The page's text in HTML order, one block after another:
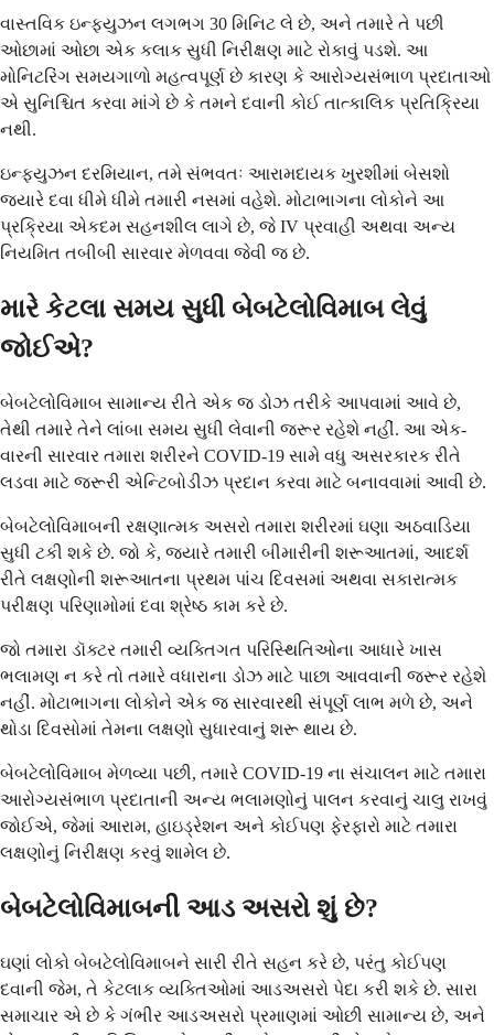
વાસ્તવિક ઇન્ફ્યુઝન લગભગ 30 મિનિટ લે છે, અને તમારે તે પછી
ઓછામાં ઓછા એક કલાક સુધી નિરીક્ષણ માટે રોકાવું પડશે. આ
મોનિટરિંગ સમયગાળો મહત્વપૂર્ણ છે કારણ કે આરોગ્યસંભાળ પ્રદાતાઓ
એ સુનિશ્ચિત કરવા માંગે છે કે તમને દવાની કોઈ તાત્કાલિક પ્રતિક્રિયા
નથી.
ઇન્ફ્યુઝન દરમિયાન, તમે સંભવતઃ આરામદાયક ખુરશીમાં બેસશો
જ્યારે દવા ધીમે ધીમે તમારી નસમાં વહેશે. મોટાભાગના લોકોને આ
પ્રક્રિયા એકદમ સહનશીલ લાગે છે, જે IV પ્રવાહી અથવા અન્ય
નિયમિત તબીબી સારવાર મેળવવા જેવી જ છે.
મારે કેટલા સમય સુધી બેબટેલોવિમાબ લેવું
જોઈએ?
બેબટેલોવિમાબ સામાન્ય રીતે એક જ ડોઝ તરીકે આપવામાં આવે છે,
તેથી તમારે તેને લાંબા સમય સુધી લેવાની જરૂર રહેશે નહીં. આ એક-
વારની સારવાર તમારા શરીરને COVID-19 સામે વધુ અસરકારક રીતે
લડવા માટે જરૂરી એન્ટિબોડીઝ પ્રદાન કરવા માટે બનાવવામાં આવી છે.
બેબટેલોવિમાબની રક્ષણાત્મક અસરો તમારા શરીરમાં ઘણા અઠવાડિયા
સુધી ટકી શકે છે. જો કે, જ્યારે તમારી બીમારીની શરૂઆતમાં, આદર્શ
રીતે લક્ષણોની શરૂઆતના પ્રથમ પાંચ દિવસમાં અથવા સકારાત્મક
પરીક્ષણ પરિણામોમાં દવા શ્રેષ્ઠ કામ કરે છે.
જો તમારા ડૉક્ટર તમારી વ્યક્તિગત પરિસ્થિતિઓના આધારે ખાસ
ભલામણ ન કરે તો તમારે વધારાના ડોઝ માટે પાછા આવવાની જરૂર રહેશે
નહીં. મોટાભાગના લોકોને એક જ સારવારથી સંપૂર્ણ લાભ મળે છે, અને
થોડા દિવસોમાં તેમના લક્ષણો સુધારવાનું શરૂ થાય છે.
બેબટેલોવિમાબ મેળવ્યા પછી, તમારે COVID-19 ના સંચાલન માટે તમારા
આરોગ્યસંભાળ પ્રદાતાની અન્ય ભલામણોનું પાલન કરવાનું ચાલુ રાખવું
જોઈએ, જેમાં આરામ, હાઇડ્રેશન અને કોઈપણ ફેરફારો માટે તમારા
લક્ષણોનું નિરીક્ષણ કરવું શામેલ છે.
બેબટેલોવિમાબની આડ અસરો શું છે?
ઘણાં લોકો બેબટેલોવિમાબને સારી રીતે સહન કરે છે, પરંતુ કોઈપણ
દવાની જેમ, તે કેટલાક વ્યક્તિઓમાં આડઅસરો પેદા કરી શકે છે. સારા
સમાચાર એ છે કે ગંભીર આડઅસરો પ્રમાણમાં ઓછી સામાન્ય છે, અને